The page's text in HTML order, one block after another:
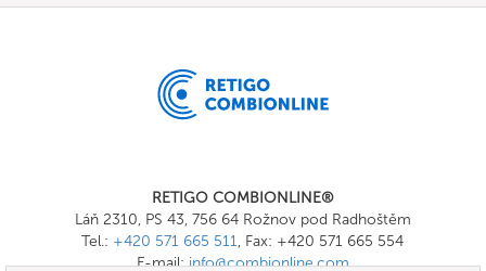
RETIGO COMBIONLINE®
Láň 2310, PS 43, 756 64 Rožnov pod Radhoštěm
Tel.: +420 571 665 511, Fax: +420 571 665 554
E-mail:info@combionline.com